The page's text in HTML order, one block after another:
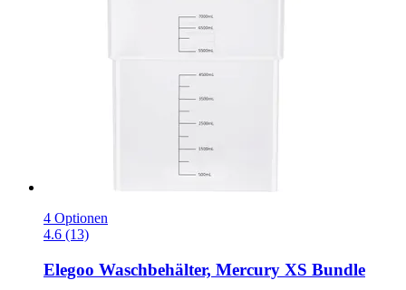
4 Optionen
4.6 (13)
Elegoo Waschbehälter, Mercury XS Bundle